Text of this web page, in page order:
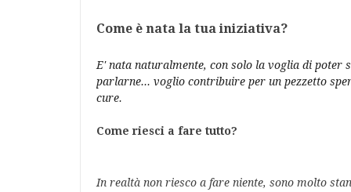
Come è nata la tua iniziativa?
E' nata naturalmente, con solo la voglia di poter
parlarne... voglio contribuire per un pezzetto
cure.
Come riesci a fare tutto?
In realtà non riesco a fare niente, sono molto